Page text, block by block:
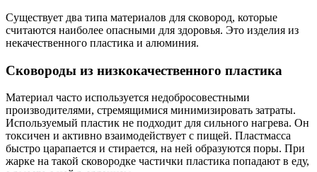
Существует два типа материалов для сковород, которые
считаются наиболее опасными для здоровья. Это изделия из
некачественного пластика и алюминия.
Сковороды из низкокачественного пластика
Материал часто используется недобросовестными
производителями, стремящимися минимизировать затраты.
Используемый пластик не подходит для сильного нагрева. Он
токсичен и активно взаимодействует с пищей. Пластмасса
быстро царапается и стирается, на ней образуются поры. При
жарке на такой сковородке частички пластика попадают в еду,